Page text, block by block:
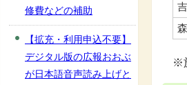
※
修費などの補助
【拡充・利用申込不要】
デジタル版の広報おおぶ
が日本語音声読み上げと